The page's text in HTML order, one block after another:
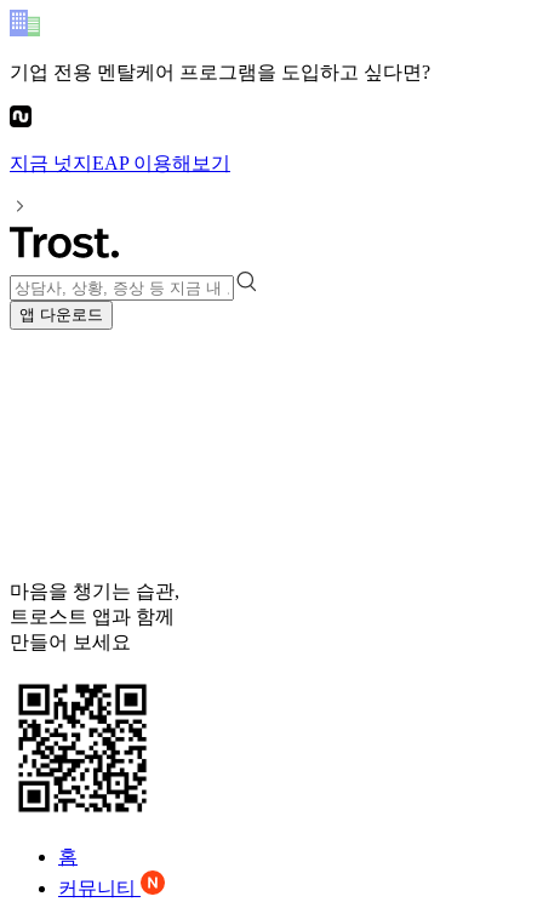
기업 전용 멘탈케어 프로그램을 도입하고 싶다면?
지금 넛지EAP이용해보기
앱 다운로드
마음을 챙기는 습관,
트로스트 앱과 함께
만들어 보세요
홈
커뮤니티